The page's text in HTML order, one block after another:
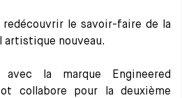
redécouvrir le savoir-faire de la
artistique nouveau.
la marque Engineered
collabore pour la deuxième